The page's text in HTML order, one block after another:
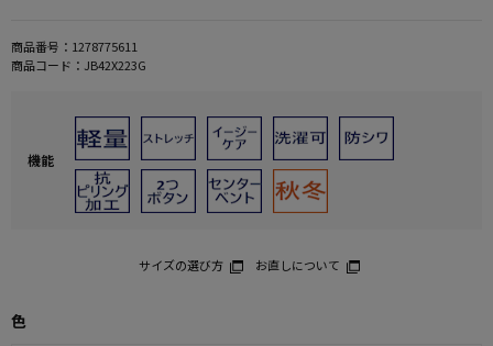
商品番号： 1278775611
商品コード： JB42X223G
機能
サイズの選び方 お直しについて
色